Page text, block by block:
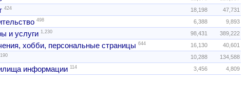
424 18,198 47,731
498 6,388 9,893
и услуги 1,230 98,431 389,222
хобби, персональные страницы 644 16,130 40,601
190 10,288 134,588
информации 114 3,456 4,809